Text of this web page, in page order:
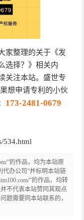
家整理的关于《发
选择？》相关内
关注本站。盛世专
想申请专利的小伙
173-2481-0679
534.html
”的作品，均为本站原
代办公司”并标明本站链
”的作品，均转
不代表本站赞同其观点
题需要同本站联系的，